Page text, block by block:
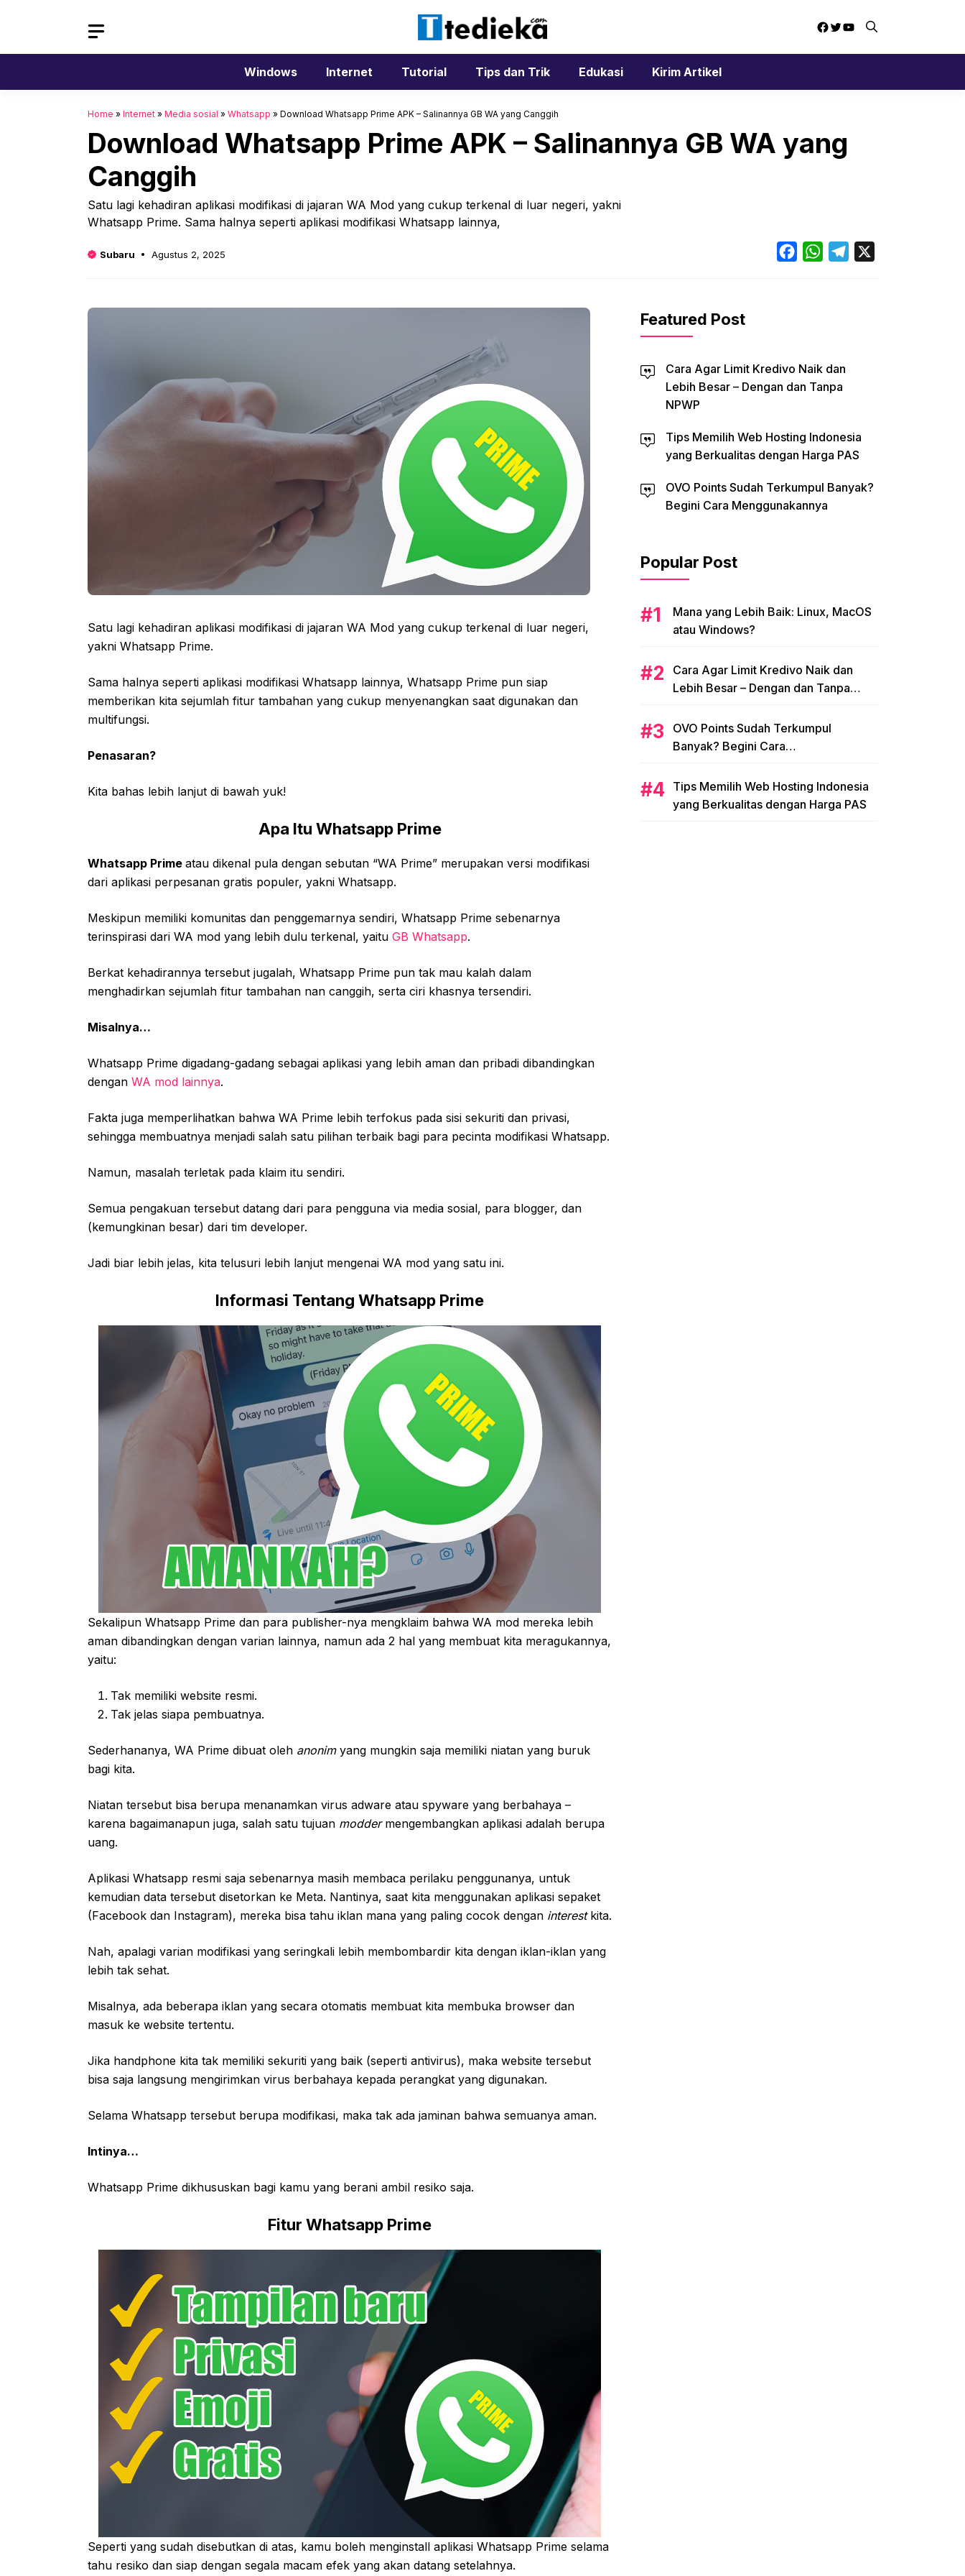
Facebook
Twitter
YouTube
Windows Internet Tutorial Tips dan Trik Edukasi Kirim Artikel
Home » Internet » Media sosial » Whatsapp » Download Whatsapp Prime APK – Salinannya GB WA yang Canggih
Download Whatsapp Prime APK – Salinannya GB WA yang
Canggih
Satu lagi kehadiran aplikasi modifikasi di jajaran WA Mod yang cukup terkenal di luar negeri, yakni
Whatsapp Prime. Sama halnya seperti aplikasi modifikasi Whatsapp lainnya,
Subaru Agustus 2, 2025 FacebookWhatsAppTelegram
Satu lagi kehadiran aplikasi modifikasi di jajaran WA Mod yang cukup terkenal di luar negeri,
yakni Whatsapp Prime.
Sama halnya seperti aplikasi modifikasi Whatsapp lainnya, Whatsapp Prime pun siap
memberikan kita sejumlah fitur tambahan yang cukup menyenangkan saat digunakan dan
multifungsi.
Penasaran?
Kita bahas lebih lanjut di bawah yuk!
Apa Itu Whatsapp Prime
Whatsapp Prime atau dikenal pula dengan sebutan “WA Prime” merupakan versi modifikasi
dari aplikasi perpesanan gratis populer, yakni Whatsapp.
Meskipun memiliki komunitas dan penggemarnya sendiri, Whatsapp Prime sebenarnya
terinspirasi dari WA mod yang lebih dulu terkenal, yaitu GB Whatsapp.
Berkat kehadirannya tersebut jugalah, Whatsapp Prime pun tak mau kalah dalam
menghadirkan sejumlah fitur tambahan nan canggih, serta ciri khasnya tersendiri.
Misalnya…
Whatsapp Prime digadang-gadang sebagai aplikasi yang lebih aman dan pribadi dibandingkan
dengan WA mod lainnya.
Fakta juga memperlihatkan bahwa WA Prime lebih terfokus pada sisi sekuriti dan privasi,
sehingga membuatnya menjadi salah satu pilihan terbaik bagi para pecinta modifikasi Whatsapp.
Namun, masalah terletak pada klaim itu sendiri.
Semua pengakuan tersebut datang dari para pengguna via media sosial, para blogger, dan
(kemungkinan besar) dari tim developer.
Jadi biar lebih jelas, kita telusuri lebih lanjut mengenai WA mod yang satu ini.
Informasi Tentang Whatsapp Prime
Sekalipun Whatsapp Prime dan para publisher-nya mengklaim bahwa WA mod mereka lebih
aman dibandingkan dengan varian lainnya, namun ada 2 hal yang membuat kita meragukannya,
yaitu:
Tak memiliki website resmi.
Tak jelas siapa pembuatnya.
Sederhananya, WA Prime dibuat oleh anonim yang mungkin saja memiliki niatan yang buruk
bagi kita.
Niatan tersebut bisa berupa menanamkan virus adware atau spyware yang berbahaya –
karena bagaimanapun juga, salah satu tujuan modder mengembangkan aplikasi adalah berupa
uang.
Aplikasi Whatsapp resmi saja sebenarnya masih membaca perilaku penggunanya, untuk
kemudian data tersebut disetorkan ke Meta. Nantinya, saat kita menggunakan aplikasi sepaket
(Facebook dan Instagram), mereka bisa tahu iklan mana yang paling cocok dengan interest kita.
Nah, apalagi varian modifikasi yang seringkali lebih membombardir kita dengan iklan-iklan yang
lebih tak sehat.
Misalnya, ada beberapa iklan yang secara otomatis membuat kita membuka browser dan
masuk ke website tertentu.
Jika handphone kita tak memiliki sekuriti yang baik (seperti antivirus), maka website tersebut
bisa saja langsung mengirimkan virus berbahaya kepada perangkat yang digunakan.
Selama Whatsapp tersebut berupa modifikasi, maka tak ada jaminan bahwa semuanya aman.
Intinya…
Whatsapp Prime dikhususkan bagi kamu yang berani ambil resiko saja.
Fitur Whatsapp Prime
Seperti yang sudah disebutkan di atas, kamu boleh menginstall aplikasi Whatsapp Prime selama
tahu resiko dan siap dengan segala macam efek yang akan datang setelahnya.
Featured Post
Cara Agar Limit Kredivo Naik dan
Lebih Besar – Dengan dan Tanpa
NPWP
Tips Memilih Web Hosting Indonesia
yang Berkualitas dengan Harga PAS
OVO Points Sudah Terkumpul Banyak?
Begini Cara Menggunakannya
Popular Post
Mana yang Lebih Baik: Linux, MacOS
atau Windows?
Cara Agar Limit Kredivo Naik dan
Lebih Besar – Dengan dan Tanpa
OVO Points Sudah Terkumpul
Banyak? Begini Cara
Tips Memilih Web Hosting Indonesia
yang Berkualitas dengan Harga PAS